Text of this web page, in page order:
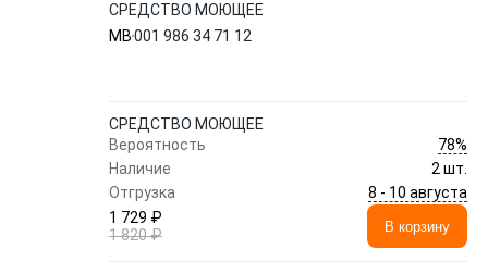
СРЕДСТВО МОЮЩЕЕ
MB001 986 34 71 12
СРЕДСТВО МОЮЩЕЕ
Вероятность
78%
Наличие
2 шт.
Отгрузка
8 - 10 августа
1 729 ₽
1 820 ₽
В корзину